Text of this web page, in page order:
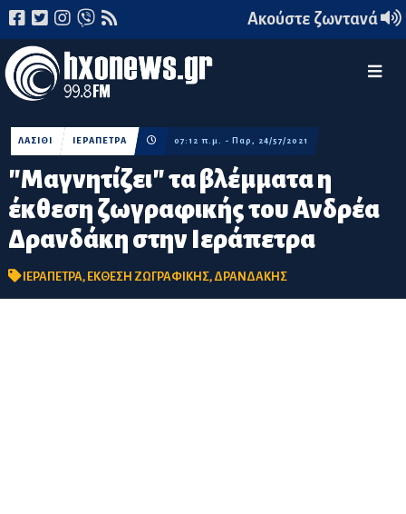
Ακούστε ζωντανά
"Μαγνητίζει" τα βλέμματα η
έκθεση ζωγραφικής του Ανδρέα
Δρανδάκη στην Ιεράπετρα
ΛΑΣΙΘΙ ΙΕΡΑΠΕΤΡΑ 07:12 π.μ. - Παρ, 24/57/2021
ΙΕΡΑΠΕΤΡΑ, ΕΚΘΕΣΗ ΖΩΓΡΑΦΙΚΗΣ, ΔΡΑΝΔΑΚΗΣ